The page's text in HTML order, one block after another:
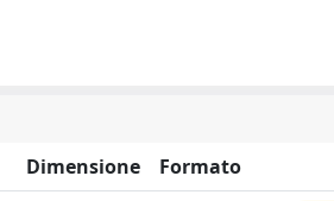
Dimensione
Formato